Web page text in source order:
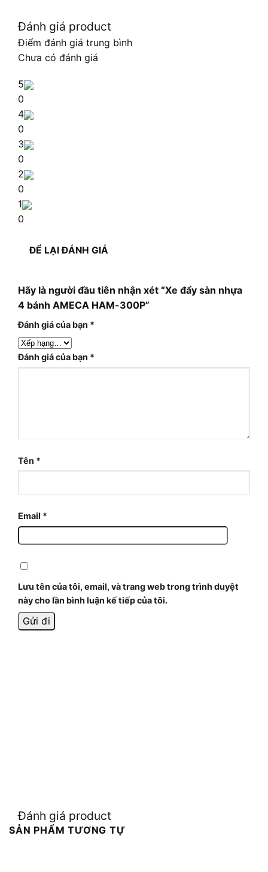
Đánh giá product
Điểm đánh giá trung bình
Chưa có đánh giá
5
0
4
0
3
0
2
0
1
0
ĐỂ LẠI ĐÁNH GIÁ
Hãy là người đầu tiên nhận xét “Xe đẩy sàn nhựa
4 bánh AMECA HAM-300P”
Đánh giá của bạn *
Đánh giá của bạn *
Tên *
Email *
Lưu tên của tôi, email, và trang web trong trình duyệt
này cho lần bình luận kế tiếp của tôi.
Đánh giá product
SẢN PHẨM TƯƠNG TỰ